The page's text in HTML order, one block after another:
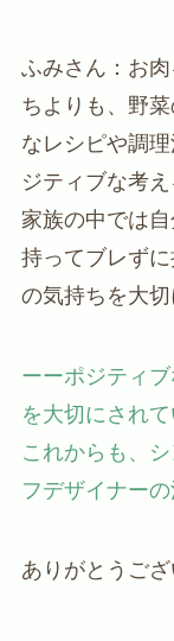
ふみさん：お
ちよりも、野
なレシピや調
ジティブな考
家族の中では
持ってブレず
の気持ちを大切
ーーポジティ
を大切にされ
これからも、
フデザイナー
ありがとうご